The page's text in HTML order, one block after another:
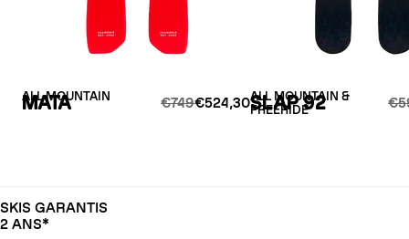
ALL MOUNTAIN
MATA €749€524,30ALL MOUNTAIN &
FREERIDE
SLAP 92
SKIS GARANTIS
2 ANS*